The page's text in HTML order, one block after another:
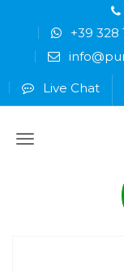
+39 328
Live Chat
Menu